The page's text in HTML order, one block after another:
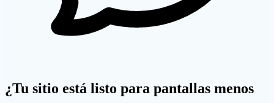
¿Tu sitio está listo para pantallas menos